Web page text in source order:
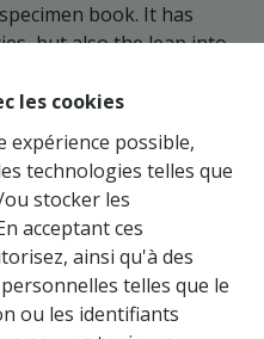
les cookies
expérience possible,
technologies telles que
stocker les
acceptant ces
ainsi qu'à des
telles que le
ou les identifiants
book. It has
but also the leap into
in the 1960s with the
Lorem Ipsum
with desktop publishing
including versions of